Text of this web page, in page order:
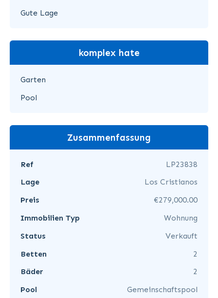
Gute Lage
komplex hate
Garten
Pool
Zusammenfassung
Ref
LP23838
Lage
Los Cristianos
Preis
€279,000.00
Immobilien Typ
Wohnung
Status
Verkauft
Betten
2
Bäder
2
Pool
Gemeinschaftspool